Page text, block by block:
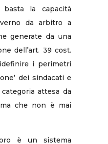
basta la capacità
da arbitro a
generate da una
dell’art. 39 cost.
i perimetri
dei sindacati e
attesa da
che non è mai
è un sistema